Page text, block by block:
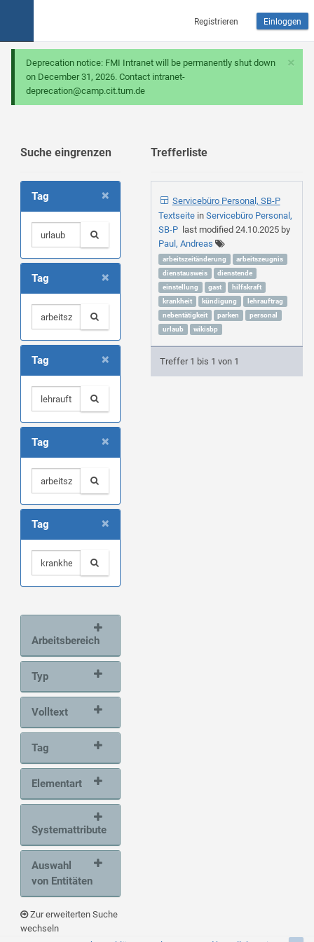
Registrieren Einloggen
×
Deprecation notice: FMI Intranet will be permanently shut down
on December 31, 2026. Contact intranet-
deprecation@camp.cit.tum.de
Suche eingrenzen
×
Tag
×
Tag
×
Tag
×
Tag
×
Tag
Arbeitsbereich
Typ
Volltext
Tag
Elementart
Systemattribute
Auswahl
von Entitäten
Zur erweiterten Suche
wechseln
Trefferliste
Servicebüro Personal, SB-P
Textseite in Servicebüro Personal,
SB-Plast modified 24.10.2025by
Paul, Andreas
arbeitszeitänderung
arbeitszeugnis
dienstausweis
dienstende
einstellung
gast
hilfskraft
krankheit
kündigung
lehrauftrag
nebentätigkeit
parken
personal
urlaub
wikisbp
Treffer 1 bis 1 von 1